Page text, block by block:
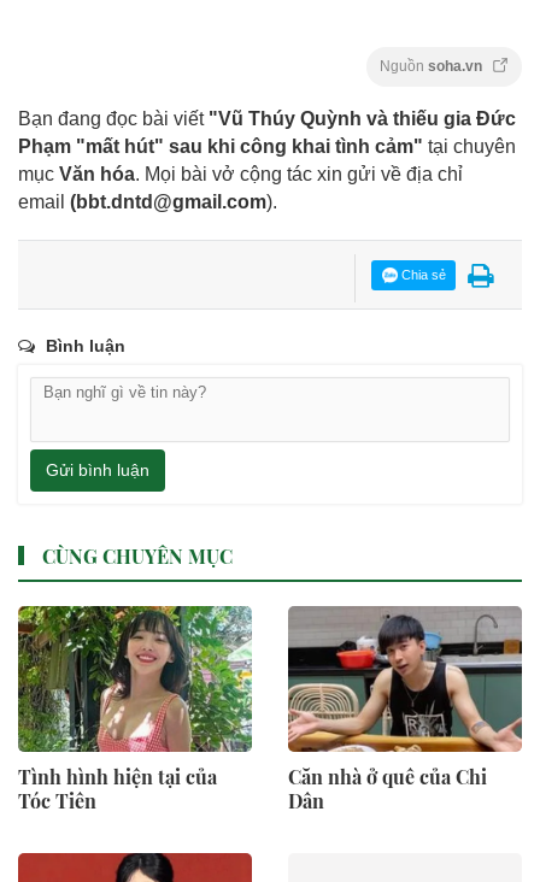
Nguồn soha.vn
Bạn đang đọc bài viết "Vũ Thúy Quỳnh và thiếu gia Đức
Phạm "mất hút" sau khi công khai tình cảm" tại chuyên
mục Văn hóa. Mọi bài vở cộng tác xin gửi về địa chỉ
email (bbt.dntd@gmail.com).
Chia sẻ
Bình luận
Gửi bình luận
CÙNG CHUYÊN MỤC
Tình hình hiện tại của
Tóc Tiên
Căn nhà ở quê của Chi
Dân